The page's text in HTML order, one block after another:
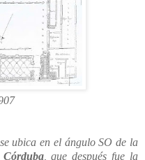
ubica en el ángulo SO de la
, que después fue la